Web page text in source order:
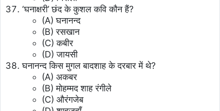
‘घनाक्षरी’ छंद के कुशल कवि कौन हैं?
(A) घनानन्द
(B) रसखान
(C) कबीर
(D) जायसी
घनानन्द किस मुगल बादशाह के दरबार में थे?
(A) अकबर
(B) मोहम्मद शाह रंगीले
(C) औरंगजेब